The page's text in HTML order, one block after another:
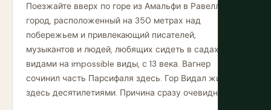
Поезжайте вверх по горе из Амальфи в Равелло,
город, расположенный на 350 метрах над
побережьем и привлекающий писателей,
музыкантов и людей, любящих сидеть в садах с
видами на impossible виды, с 13 века. Вагнер
сочинил часть Парсифаля здесь. Гор Видал жил
здесь десятилетиями. Причина сразу очевидна.